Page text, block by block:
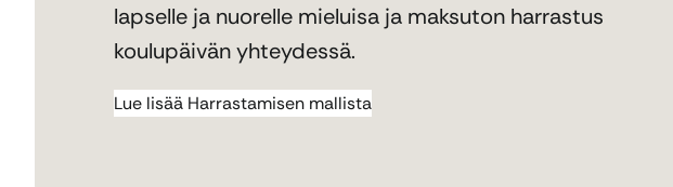
lapselle ja nuorelle mieluisa ja maksuton harrastus
koulupäivän yhteydessä.
Lue lisää Harrastamisen mallista